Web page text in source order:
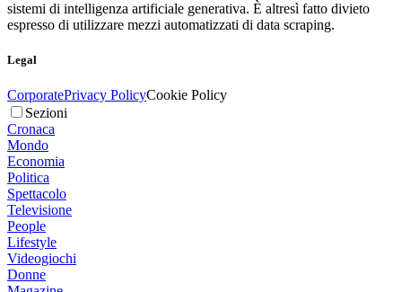
sistemi di intelligenza artificiale generativa. È altresì fatto divieto
espresso di utilizzare mezzi automatizzati di data scraping.
Legal
CorporatePrivacy PolicyCookie Policy
Sezioni
Cronaca
Mondo
Economia
Politica
Spettacolo
Televisione
People
Lifestyle
Videogiochi
Donne